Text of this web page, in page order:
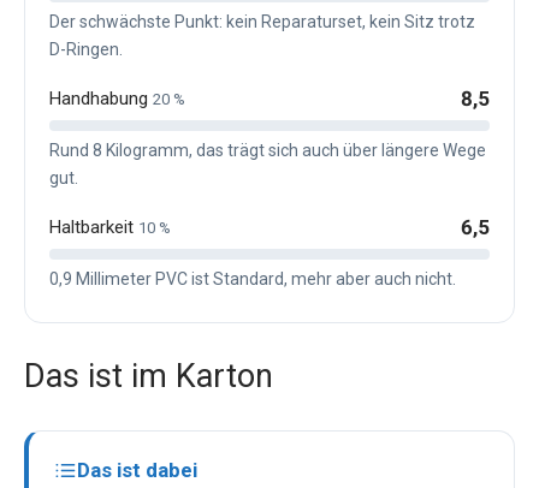
Der schwächste Punkt: kein Reparaturset, kein Sitz trotz
D-Ringen.
Handhabung 20 % 8,5
Rund 8 Kilogramm, das trägt sich auch über längere Wege
gut.
Haltbarkeit 10 % 6,5
0,9 Millimeter PVC ist Standard, mehr aber auch nicht.
Das ist im Karton
Das ist dabei